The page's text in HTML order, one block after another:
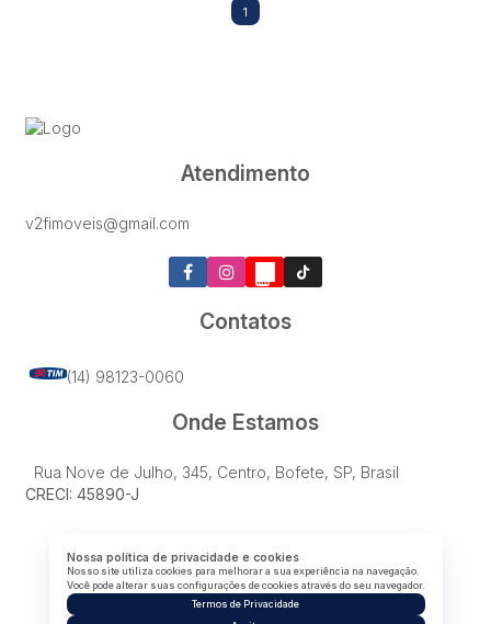
Nossa política de privacidade e cookies
Nosso site utiliza cookies para melhorar a sua experiência na navegação.
Você pode alterar suas configurações de cookies através do seu navegador.
Termos de Privacidade
1
Atendimento
v2fimoveis@gmail.com
Contatos
(14) 98123-0060
Onde Estamos
Rua Nove de Julho, 345, Centro, Bofete, SP, Brasil
CRECI: 45890-J